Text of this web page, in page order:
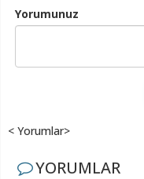
Yorumunuz
< Yorumlar>
YORUMLAR